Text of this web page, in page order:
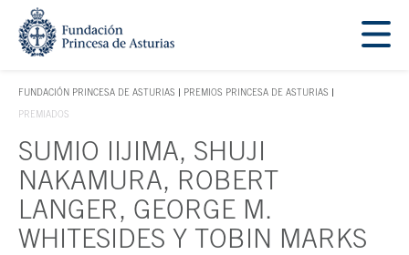
Saltar navegación. Ir directamente al contenido principal
FUNDACIÓN PRINCESA DE ASTURIAS
TECLA DE ACCESO 1
PREMIOS PRINCESA DE ASTURIAS
PREMIADOS
Contenido principal
SUMIO IIJIMA, SHUJI
NAKAMURA, ROBERT
LANGER, GEORGE M.
WHITESIDES Y TOBIN MARKS